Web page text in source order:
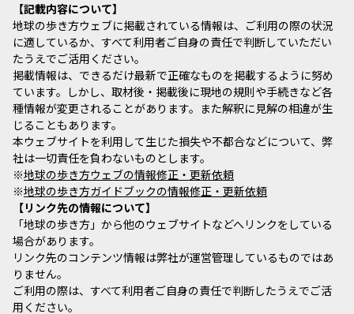
記載内容について
地球の歩き方ウェブに掲載されている情報は、ご利用の際の状況
に適しているか、すべて利用者ご自身の責任で判断していただい
たうえでご活用ください。
掲載情報は、できるだけ最新で正確なものを掲載するように努め
ています。しかし、取材後・掲載後に現地の規則や手続きなど各
種情報が変更されることがあります。また解釈に見解の相違が生
じることもあります。
本ウェブサイトを利用して生じた損失や不都合などについて、弊
社は一切責任を負わないものとします。
※地球の歩き方ウェブの情報修正・更新依頼
※地球の歩き方ガイドブックの情報修正・更新依頼
リンク先の情報について
「地球の歩き方」から他のウェブサイトなどへリンクをしている
場合があります。
リンク先のコンテンツ情報は弊社が運営管理しているものではあ
りません。
ご利用の際は、すべて利用者ご自身の責任で判断したうえでご活
用ください。